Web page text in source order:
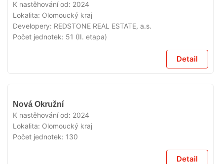
K nastěhování od: 2024
Lokalita: Olomoucký kraj
Developery: REDSTONE REAL ESTATE, a.s.
Počet jednotek: 51 (II. etapa)
Detail
Nová Okružní
K nastěhování od: 2024
Lokalita: Olomoucký kraj
Počet jednotek: 130
Detail